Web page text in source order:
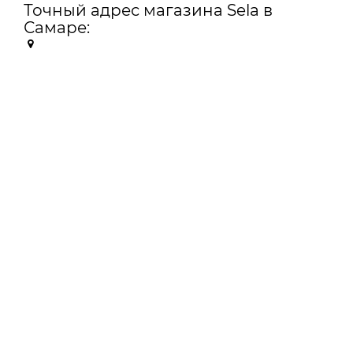
Точный адрес магазина Sela в
Самаре: